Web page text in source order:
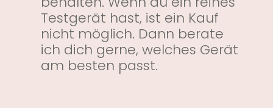
Testgerät hast, ist ein Kauf
nicht möglich. Dann berate
ich dich gerne, welches Gerät
am besten passt.